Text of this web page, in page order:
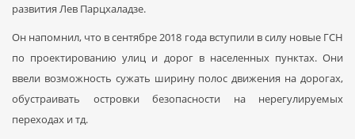
развития Лев Парцхаладзе.
Он напомнил, что в сентябре 2018 года вступили в силу новые ГСН
по проектированию улиц и дорог в населенных пунктах. Они
ввели возможность сужать ширину полос движения на дорогах,
обустраивать островки безопасности на нерегулируемых
переходах и тд.